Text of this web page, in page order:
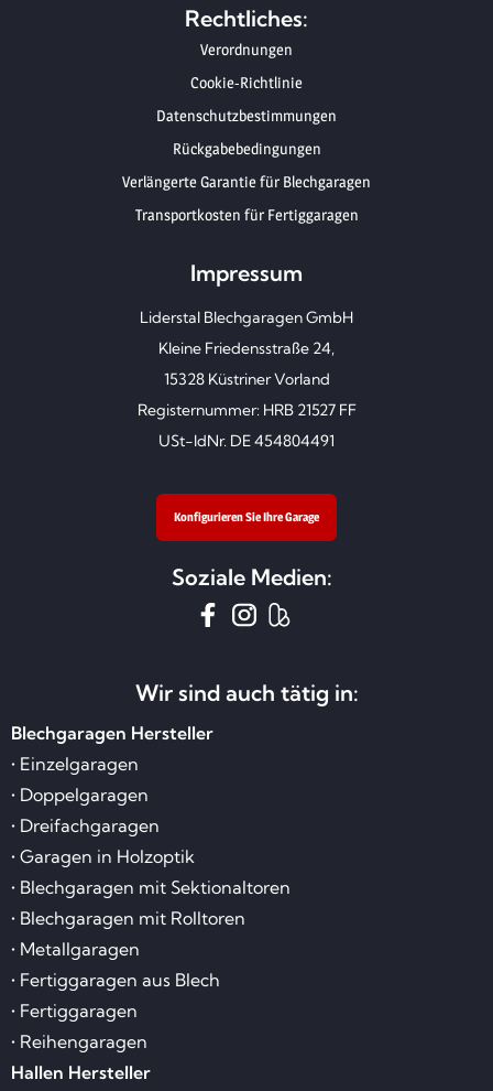
Rechtliches:
Verordnungen
Cookie-Richtlinie
Datenschutzbestimmungen
Rückgabebedingungen
Verlängerte Garantie für Blechgaragen
Transportkosten für Fertiggaragen
Impressum
Liderstal Blechgaragen GmbH
Kleine Friedensstraße 24,
15328 Küstriner Vorland
Registernummer: HRB 21527 FF
USt-IdNr. DE 454804491
Konfigurieren Sie Ihre Garage
Soziale Medien:
Wir sind auch tätig in:
Blechgaragen Hersteller
• Einzelgaragen
• Doppelgaragen
• Dreifachgaragen
• Garagen in Holzoptik
• Blechgaragen mit Sektionaltoren
• Blechgaragen mit Rolltoren
• Metallgaragen
• Fertiggaragen aus Blech
• Fertiggaragen
• Reihengaragen
Hallen Hersteller